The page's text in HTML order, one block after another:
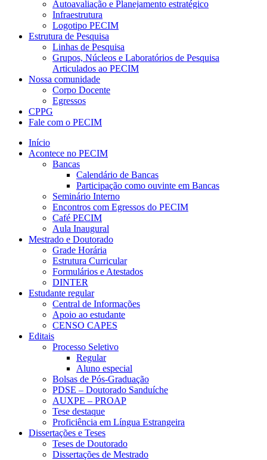
Autoavaliação e Planejamento estratégico
Infraestrutura
Logotipo PECIM
Estrutura de Pesquisa
Linhas de Pesquisa
Grupos, Núcleos e Laboratórios de Pesquisa
Articulados ao PECIM
Nossa comunidade
Corpo Docente
Egressos
CPPG
Fale com o PECIM
Início
Acontece no PECIM
Bancas
Calendário de Bancas
Participação como ouvinte em Bancas
Seminário Interno
Encontros com Egressos do PECIM
Café PECIM
Aula Inaugural
Mestrado e Doutorado
Grade Horária
Estrutura Curricular
Formulários e Atestados
DINTER
Estudante regular
Central de Informações
Apoio ao estudante
CENSO CAPES
Editais
Processo Seletivo
Regular
Aluno especial
Bolsas de Pós-Graduação
PDSE – Doutorado Sanduíche
AUXPE – PROAP
Tese destaque
Proficiência em Língua Estrangeira
Dissertações e Teses
Teses de Doutorado
Dissertações de Mestrado